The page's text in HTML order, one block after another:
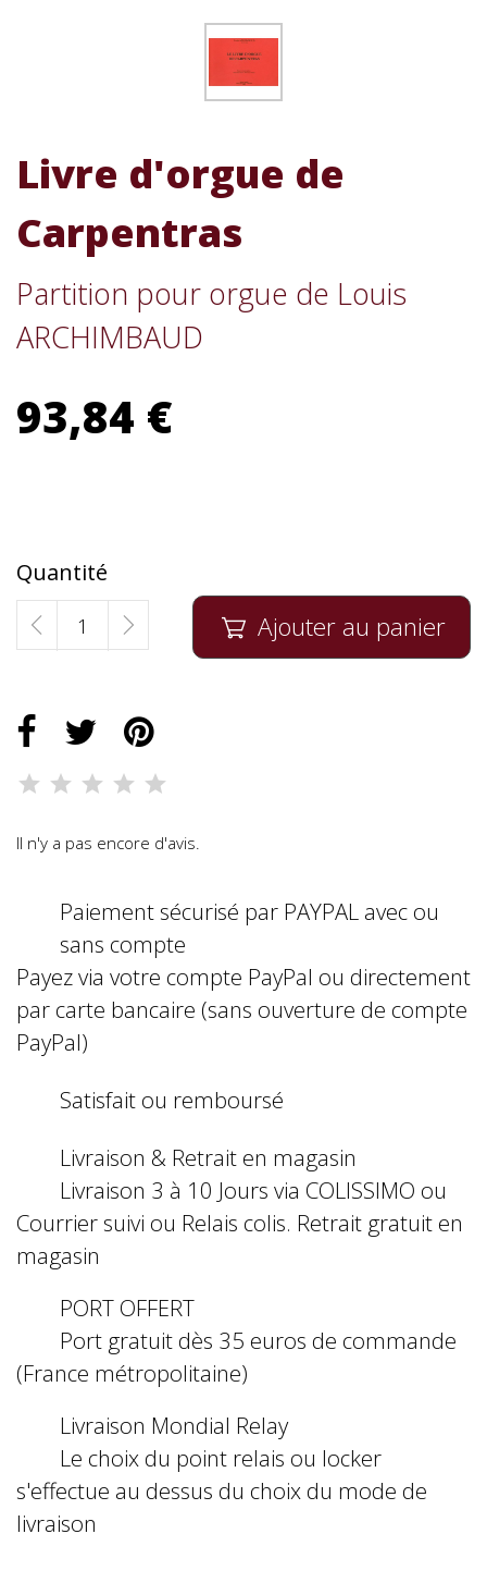
Livre d'orgue de
Carpentras
Partition pour orgue de Louis
ARCHIMBAUD
93,84 €
Quantité
 Ajouter au panier
Il n'y a pas encore d'avis.
Paiement sécurisé par PAYPAL avec ou
sans compte
Payez via votre compte PayPal ou directement
par carte bancaire (sans ouverture de compte
PayPal)
Satisfait ou remboursé
Livraison & Retrait en magasin
Livraison 3 à 10 Jours via COLISSIMO ou
Courrier suivi ou Relais colis. Retrait gratuit en
magasin
PORT OFFERT
Port gratuit dès 35 euros de commande
(France métropolitaine)
Livraison Mondial Relay
Le choix du point relais ou locker
s'effectue au dessus du choix du mode de
livraison